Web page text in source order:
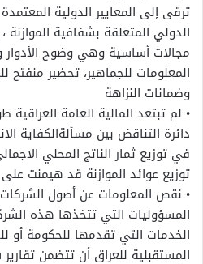
ترقى إلى المعايير الدولية
الدولي المتعلقة بشفافية
مجالات أساسية وهي وضوح الأدوار
المعلومات للجماهير، تحضير منفتح
وضمانات النزاهة
• لم تبتعد المالية العامة
دائرة التناقض بين مسألةالكفاية
في توزيع ثمار الناتج المحلي
توزيع عوائد الموازنة قد هيمنت على
• نقص المعلومات عن أصول
المسؤوليات التي تتخذها هذه
الخدمات التي تقدمها للحكومة أو
المستقبلية للعراق أن تتضمن